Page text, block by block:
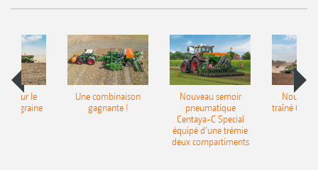
pour le
Une combinaison
gagnante !
Nouveau semoir
pneumatique
Centaya-C Special
équipé d’une trémie
deux compartiments
traîné